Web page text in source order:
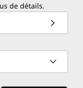
de détails.